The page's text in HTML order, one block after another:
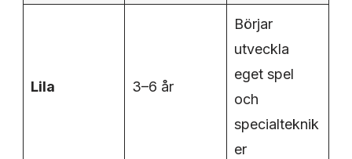
Lila 3–6 år
Börjar
utveckla
eget spel
och
specialteknik
er